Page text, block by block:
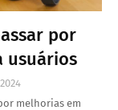
por
usuários
melhorias em